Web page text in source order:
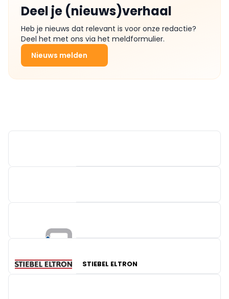
Deel je (nieuws)verhaal
Heb je nieuws dat relevant is voor onze redactie?
Deel het met ons via het meldformulier.
Nieuws melden
KSB BELGIUM
STIEBEL ELTRON